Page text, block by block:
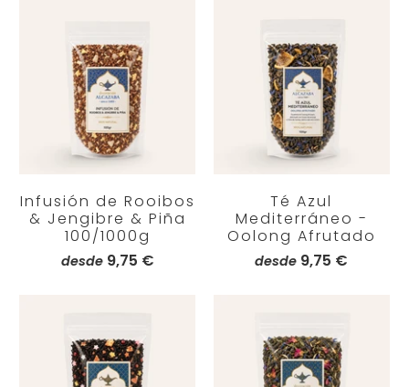
Infusión de Rooibos
& Jengibre & Piña
100/1000g
desde 9,75 €
Té Azul
Mediterráneo -
Oolong Afrutado
desde 9,75 €